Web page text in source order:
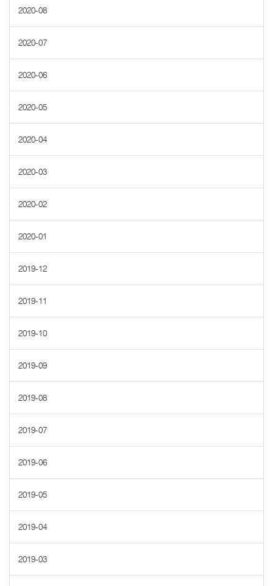
2020-08
2020-07
2020-06
2020-05
2020-04
2020-03
2020-02
2020-01
2019-12
2019-11
2019-10
2019-09
2019-08
2019-07
2019-06
2019-05
2019-04
2019-03